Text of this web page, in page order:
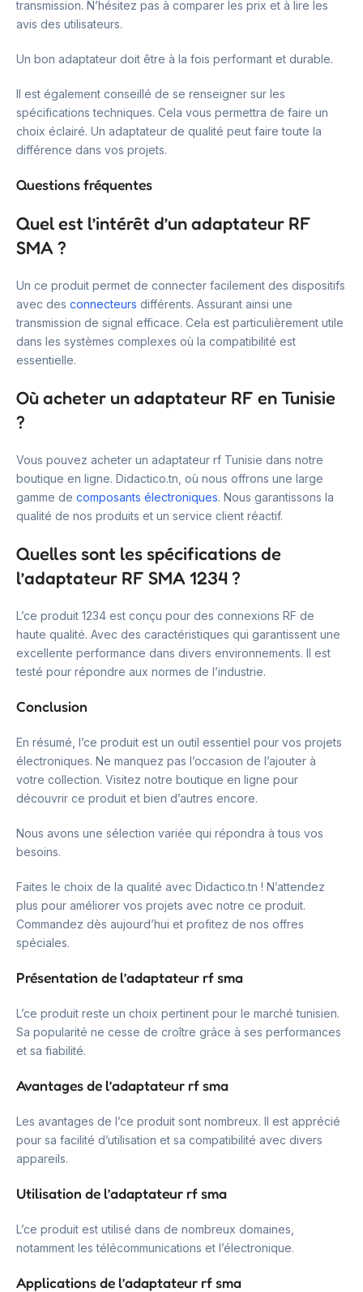
transmission. N’hésitez pas à comparer les prix et à lire les
avis des utilisateurs.
Un bon adaptateur doit être à la fois performant et durable.
Il est également conseillé de se renseigner sur les
spécifications techniques. Cela vous permettra de faire un
choix éclairé. Un adaptateur de qualité peut faire toute la
différence dans vos projets.
Questions fréquentes
Quel est l’intérêt d’un adaptateur RF
SMA ?
Un ce produit permet de connecter facilement des dispositifs
avec des connecteurs différents. Assurant ainsi une
transmission de signal efficace. Cela est particulièrement utile
dans les systèmes complexes où la compatibilité est
essentielle.
Où acheter un adaptateur RF en Tunisie
?
Vous pouvez acheter un adaptateur rf Tunisie dans notre
boutique en ligne. Didactico.tn, où nous offrons une large
gamme de composants électroniques. Nous garantissons la
qualité de nos produits et un service client réactif.
Quelles sont les spécifications de
l’adaptateur RF SMA 1234 ?
L’ce produit 1234 est conçu pour des connexions RF de
haute qualité. Avec des caractéristiques qui garantissent une
excellente performance dans divers environnements. Il est
testé pour répondre aux normes de l’industrie.
Conclusion
En résumé, l’ce produit est un outil essentiel pour vos projets
électroniques. Ne manquez pas l’occasion de l’ajouter à
votre collection. Visitez notre boutique en ligne pour
découvrir ce produit et bien d’autres encore.
Nous avons une sélection variée qui répondra à tous vos
besoins.
Faites le choix de la qualité avec Didactico.tn ! N’attendez
plus pour améliorer vos projets avec notre ce produit.
Commandez dès aujourd’hui et profitez de nos offres
spéciales.
Présentation de l’adaptateur rf sma
L’ce produit reste un choix pertinent pour le marché tunisien.
Sa popularité ne cesse de croître grâce à ses performances
et sa fiabilité.
Avantages de l’adaptateur rf sma
Les avantages de l’ce produit sont nombreux. Il est apprécié
pour sa facilité d’utilisation et sa compatibilité avec divers
appareils.
Utilisation de l’adaptateur rf sma
L’ce produit est utilisé dans de nombreux domaines,
notamment les télécommunications et l’électronique.
Applications de l’adaptateur rf sma